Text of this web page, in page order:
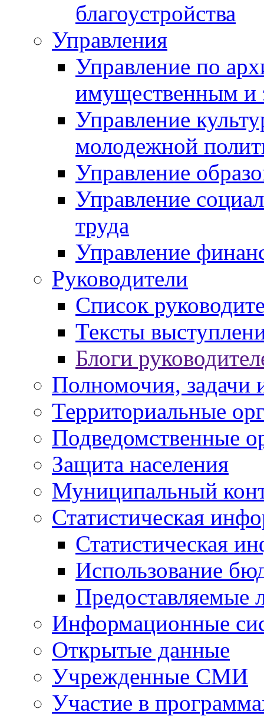
благоустройства
Управления
Управление по
имущественным и
Управление
молодежной
Управление
Управление
труда
Управление
Руководители
Список
Тексты
Блоги
Полномочия, задачи
Территориальные
Подведомственные
Защита населения
Муниципальный
Статистическая
Статистическая
Использование
Предоставляемые
Информационные
Открытые данные
Учрежденные СМИ
Участие в